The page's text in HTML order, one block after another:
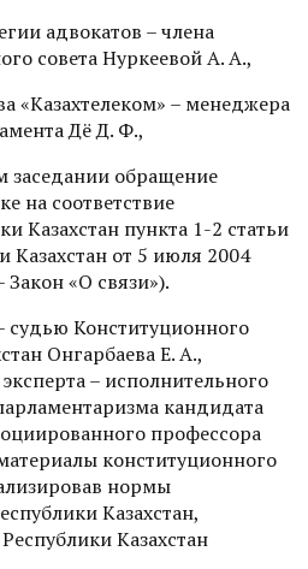
адвокатов – члена
совета Нуркеевой А. А.,
«Казахтелеком» – менеджера
Дё Д. Ф.,
заседании обращение
на соответствие
Казахстан пункта 1-2 статьи
Казахстан от 5 июля 2004
Закон «О связи»).
судью Конституционного
Онгарбаева Е. А.,
– исполнительного
кандидата
профессора
конституционного
нормы
Казахстан,
Казахстан